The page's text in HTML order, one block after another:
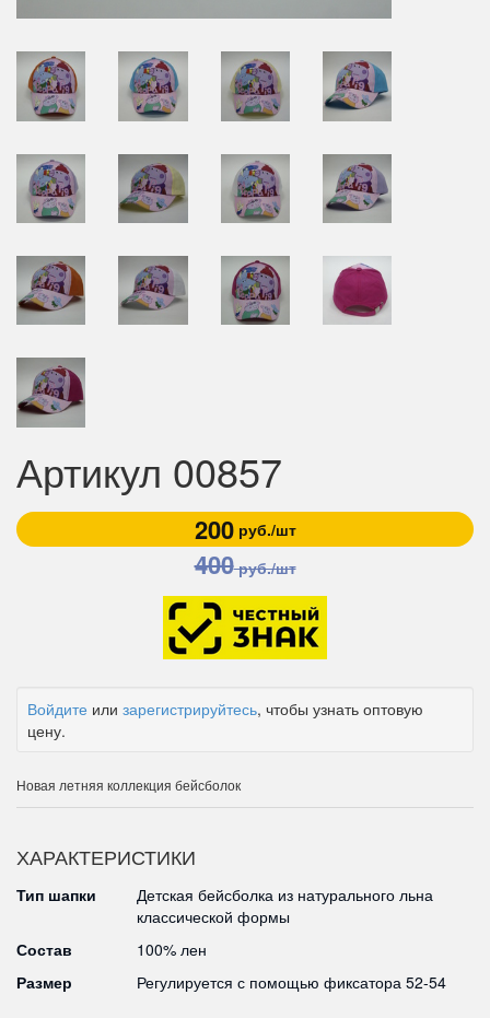
Артикул 00857
200руб./шт
400руб./шт
Войдите или зарегистрируйтесь, чтобы узнать оптовую
цену.
Новая летняя коллекция бейсболок
ХАРАКТЕРИСТИКИ
Тип шапки
Детская бейсболка из натурального льна
классической формы
Состав
100% лен
Размер
Регулируется с помощью фиксатора 52-54